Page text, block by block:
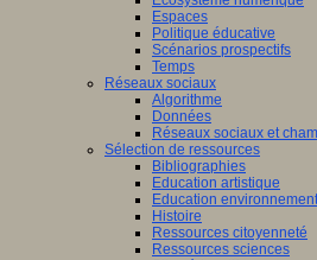
Espaces
Politique éducative
Scénarios prospectifs
Temps
Réseaux sociaux
Algorithme
Données
Réseaux sociaux et
Sélection de ressources
Bibliographies
Education artistique
Education
Histoire
Ressources citoyenneté
Ressources sciences